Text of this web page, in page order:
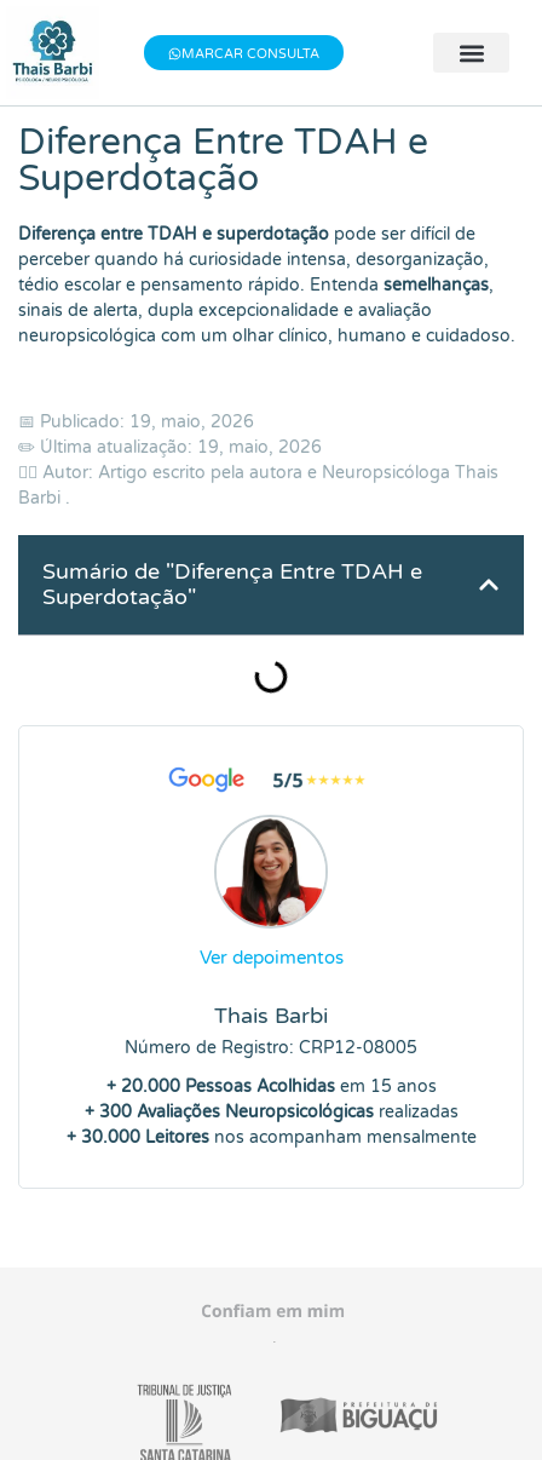
Baixe meu E-book gratuito "3 Técnicas do
Bem-estar"!
MARCAR CONSULTA
Diferença Entre TDAH e
Superdotação
Diferença entre TDAH e superdotação pode ser difícil de
perceber quando há curiosidade intensa, desorganização,
tédio escolar e pensamento rápido. Entenda semelhanças,
sinais de alerta, dupla excepcionalidade e avaliação
neuropsicológica com um olhar clínico, humano e cuidadoso.
📅 Publicado: 19, maio, 2026
✏️ Última atualização: 19, maio, 2026
👨‍⚕️ Autor: Artigo escrito pela autora e Neuropsicóloga Thais
Barbi .
Sumário de "Diferença Entre TDAH e
Superdotação"
Ver depoimentos
Thais Barbi
Número de Registro: CRP12-08005
+ 20.000 Pessoas Acolhidas em 15 anos
+ 300 Avaliações Neuropsicológicasrealizadas
+ 30.000 Leitoresnos acompanham mensalmente